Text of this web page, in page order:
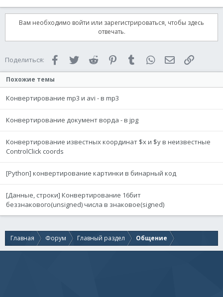
Вам необходимо войти или зарегистрироваться, чтобы здесь
отвечать.
Поделиться: FacebookTwitter Reddit PinterestTumblr WhatsAppЭлектронная
Похожие темы
Конвертирование mp3 и avi - в mp3
Конвертирование документ ворда - в jpg
Конвертирование известных координат $x и $y в неизвестные
ControlClick coords
[Python] конвертирование картинки в бинарный код
[Данные, строки] Конвертирование 16бит
беззнакового(unsigned) числа в знаковое(signed)
Главная Форум Главный раздел Общение